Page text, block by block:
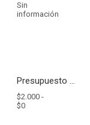
Sin
información
Presupuesto - Ingresos
$2.000 -
$0